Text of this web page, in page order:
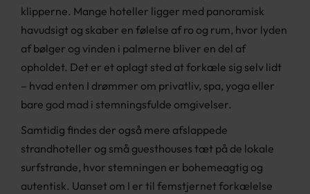
klipperne. Mange hoteller ligger med panoramisk
havudsigt og skaber en følelse af ro og rum, hvor lyden
af bølger og vinden i palmerne bliver en del af
opholdet. Det er et oplagt sted at forkæle sig selv lidt
– hvad enten I drømmer om privatliv, spa, yoga eller
bare god mad i stemningsfulde omgivelser.
Samtidig findes der også mere afslappede
strandhoteller og små guesthouses tæt på de lokale
surfstrande, hvor stemningen er bohemeagtig og
autentisk. Uanset om I er til femstjernet forkælelse